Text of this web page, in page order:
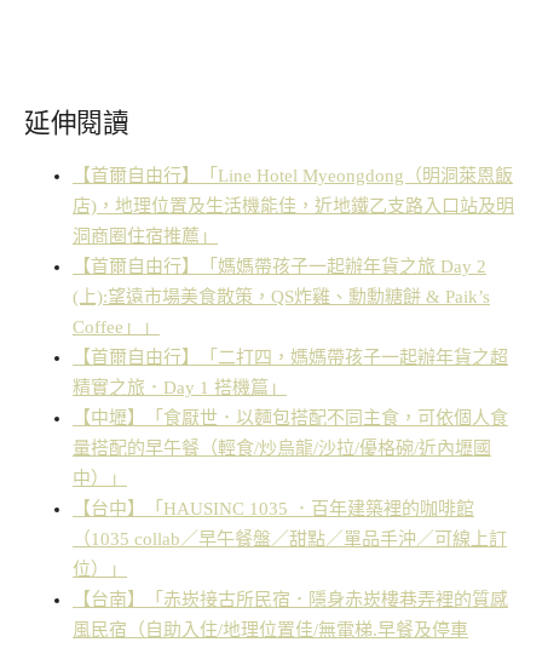
延伸閱讀
【首爾自由行】「Line Hotel Myeongdong（明洞萊恩飯
店)，地理位置及生活機能佳，近地鐵乙支路入口站及明
洞商圈住宿推薦」
【首爾自由行】「媽媽帶孩子一起辦年貨之旅 Day 2
(上):望遠市場美食散策，QS炸雞、勳勳糖餅 & Paik’s
Coffee」」
【首爾自由行】「二打四，媽媽帶孩子一起辦年貨之超
精實之旅．Day 1 搭機篇」
【中壢】「食厭世．以麵包搭配不同主食，可依個人食
量搭配的早午餐（輕食/炒烏龍/沙拉/優格碗/近內壢國
中）」
【台中】「HAUSINC 1035 ．百年建築裡的咖啡館
（1035 collab／早午餐盤／甜點／單品手沖／可線上訂
位）」
【台南】「赤崁接古所民宿．隱身赤崁樓巷弄裡的質感
風民宿（自助入住/地理位置佳/無電梯.早餐及停車